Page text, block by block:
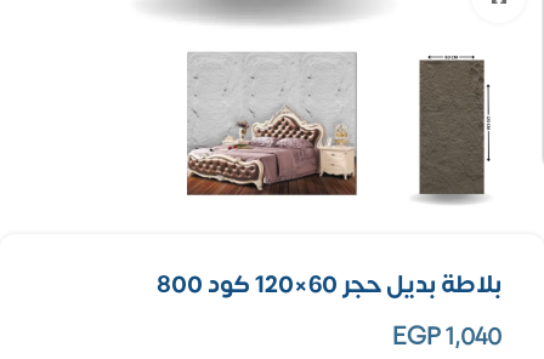
بلاطة بديل حجر 60×120 كود 800
EGP1,040